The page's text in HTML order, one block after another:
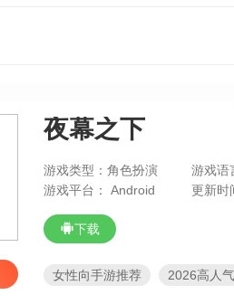
夜幕之下
游戏类型：角色扮演
游戏语
游戏平台： Android
更新时
下载
女性向手游推荐 2026高人